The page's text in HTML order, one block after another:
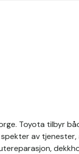
Toyota tilbyr
av tjenester,